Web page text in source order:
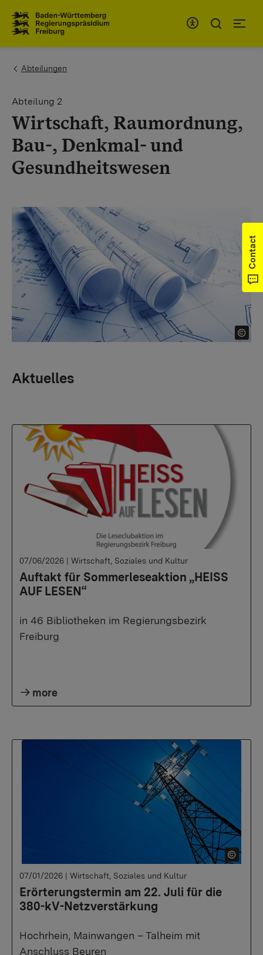
You are here:
Abteilungen
Abteilung 2
Wirtschaft, Raumordnung,
Bau-, Denkmal- und
Gesundheitswesen
Aktuelles
Auftakt für Sommerleseaktion „HEISS
AUF LESEN“
07/06/2026 | Wirtschaft, Soziales und Kultur
in 46 Bibliotheken im Regierungsbezirk
Freiburg
more
Erörterungstermin am 22. Juli für die
380-kV-Netzverstärkung
07/01/2026 | Wirtschaft, Soziales und Kultur
Hochrhein, Mainwangen – Talheim mit
Anschluss Beuren
Contact